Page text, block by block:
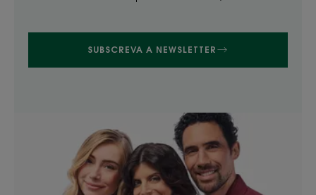
SUBSCREVA A NEWSLETTER